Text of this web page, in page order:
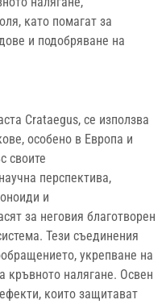
като помагат за
и подобряване на
Crataegus, се използва
особено в Европа и
своите
перспектива,
и
за неговия благотворен
Тези съединения
укрепване на
кръвното налягане. Освен
които защитават